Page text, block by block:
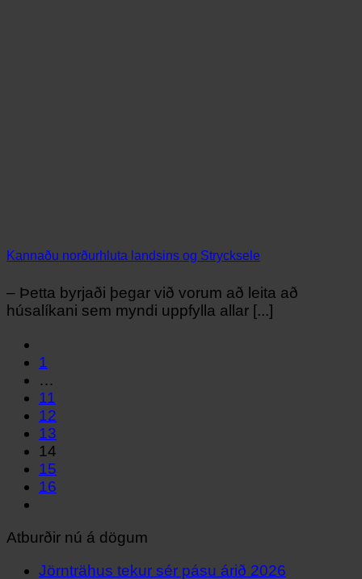
Kannaðu norðurhluta landsins og Strycksele
– Þetta byrjaði þegar við vorum að leita að
húsalíkani sem myndi uppfylla allar [...]
1
…
11
12
13
14
15
16
Atburðir nú á dögum
Jörnträhus tekur sér pásu árið 2026